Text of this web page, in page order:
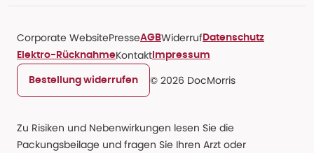
Corporate WebsitePresseAGBWiderruf Datenschutz
Elektro-RücknahmeKontakt Impressum
Bestellung widerrufen © 2026 DocMorris
Zu Risiken und Nebenwirkungen lesen Sie die
Packungsbeilage und fragen Sie Ihren Arzt oder